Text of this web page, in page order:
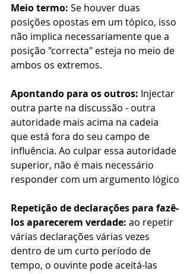
Meio termo: Se houver duas
posições opostas em um tópico, isso
não implica necessariamente que a
posição "correcta" esteja no meio de
ambos os extremos.
Apontando para os outros: Injectar
outra parte na discussão - outra
autoridade mais acima na cadeia
que está fora do seu campo de
influência. Ao culpar essa autoridade
superior, não é mais necessário
responder com um argumento lógico
Repetição de declarações para fazê-
los aparecerem verdade: ao repetir
várias declarações várias vezes
dentro de um curto período de
tempo, o ouvinte pode aceitá-las